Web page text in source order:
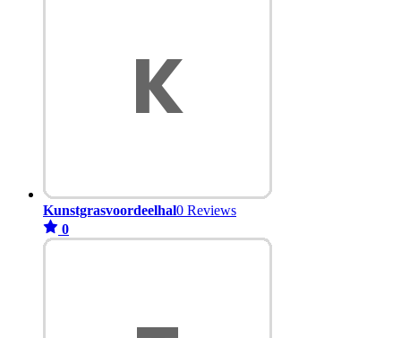
Kunstgrasvoordeelhal0 Reviews
0